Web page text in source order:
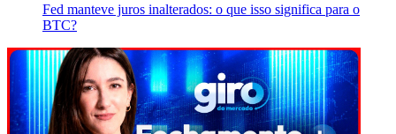
Fed manteve juros inalterados: o que isso significa para o
BTC?